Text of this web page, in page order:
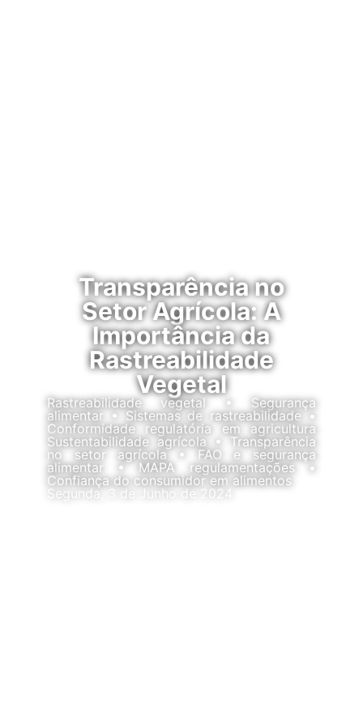
Transparência no
Setor Agrícola: A
Importância da
Rastreabilidade
Vegetal
Rastreabilidade vegetal • Segurança
alimentar • Sistemas de rastreabilidade •
Conformidade regulatória em agricultura
Sustentabilidade agrícola • Transparência
no setor agrícola • FAO e segurança
alimentar • MAPA regulamentações •
Confiança do consumidor em alimentos
Segunda, 3 de Junho de 2024